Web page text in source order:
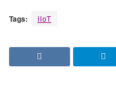
Tags: IIoT